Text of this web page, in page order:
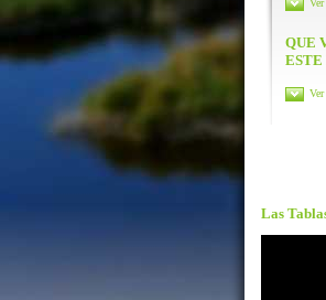
Ver
QUE
ESTE
Ver
Las